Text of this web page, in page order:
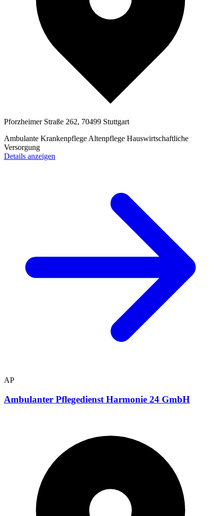
Pforzheimer Straße 262, 70499 Stuttgart
Ambulante Krankenpflege Altenpflege Hauswirtschaftliche
Versorgung
Details anzeigen
AP
Ambulanter Pflegedienst Harmonie 24 GmbH